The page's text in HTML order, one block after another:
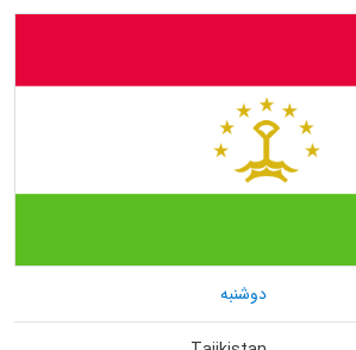
دوشنبه